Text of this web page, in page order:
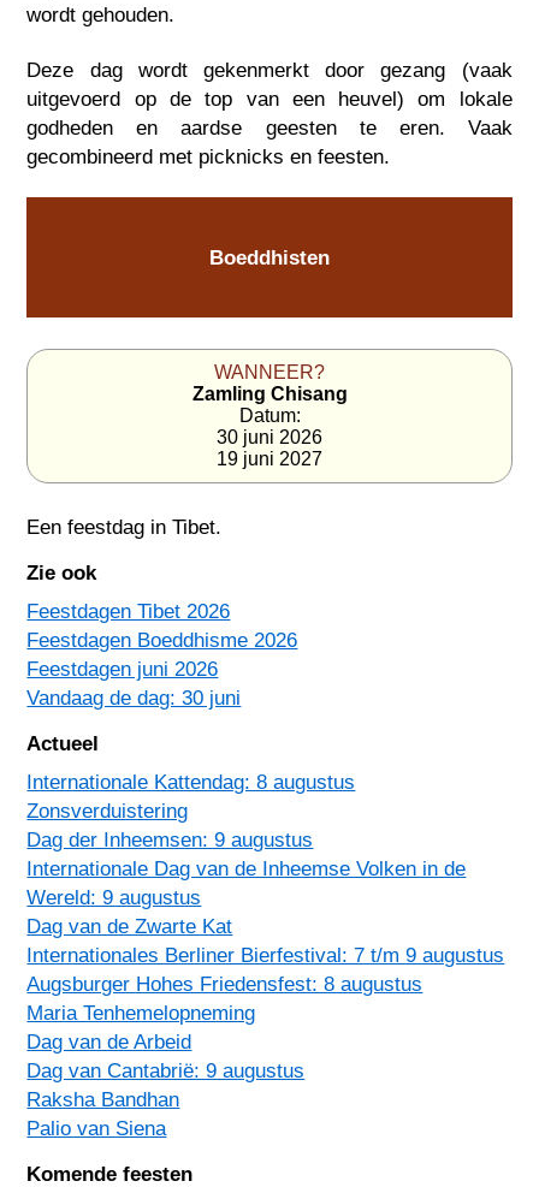
wordt gehouden.
Deze dag wordt gekenmerkt door gezang (vaak
uitgevoerd op de top van een heuvel) om lokale
godheden en aardse geesten te eren. Vaak
gecombineerd met picknicks en feesten.
Boeddhisten
WANNEER?
Zamling Chisang
Datum:
30 juni 2026
19 juni 2027
Een feestdag inTibet.
Zie ook
Feestdagen Tibet 2026
Feestdagen Boeddhisme 2026
Feestdagen juni 2026
Vandaag de dag: 30 juni
Actueel
Internationale Kattendag: 8 augustus
Zonsverduistering
Dag der Inheemsen: 9 augustus
Internationale Dag van de Inheemse Volken in de
Wereld: 9 augustus
Dag van de Zwarte Kat
Internationales Berliner Bierfestival: 7 t/m 9 augustus
Augsburger Hohes Friedensfest: 8 augustus
Maria Tenhemelopneming
Dag van de Arbeid
Dag van Cantabrië: 9 augustus
Raksha Bandhan
Palio van Siena
Komende feesten